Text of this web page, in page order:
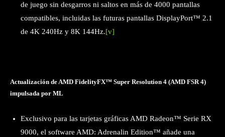
de juego sin desgarros ni saltos en más de 4000 pantallas
compatibles, incluidas las futuras pantallas DisplayPort™ 2.1
de 4K 240Hz y 8K 144Hz.[v]
Actualización de AMD FidelityFX™ Super Resolution 4 (AMD FSR 4)
impulsada por ML
Exclusivo para las tarjetas gráficas AMD Radeon™ Serie RX
9000, el software AMD: Adrenalin Edition™ añade una